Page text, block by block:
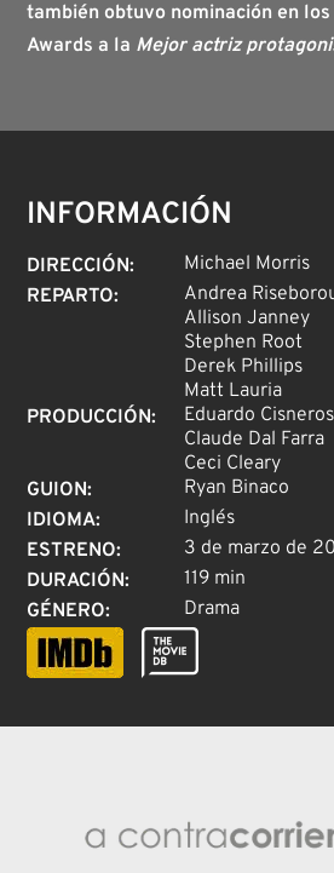
también obtuvo nominación en los
Awards a la Mejor actriz
INFORMACIÓN
DIRECCIÓN:
Michael Morris
REPARTO:
Andrea
Allison Janney
Stephen Root
Derek Phillips
Matt Lauria
PRODUCCIÓN:
Eduardo Cisneros
Claude Dal Farra
Ceci Cleary
GUION:
Ryan Binaco
IDIOMA:
Inglés
ESTRENO:
3 de marzo de
DURACIÓN:
119 min
GÉNERO: Drama